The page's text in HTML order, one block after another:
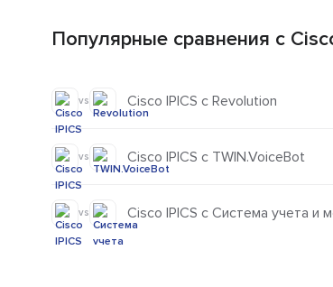
Популярные сравнения с
vs Cisco IPICS с Revolution
vs Cisco IPICS с TWIN.VoiceBot
vs Cisco IPICS с Система учета и